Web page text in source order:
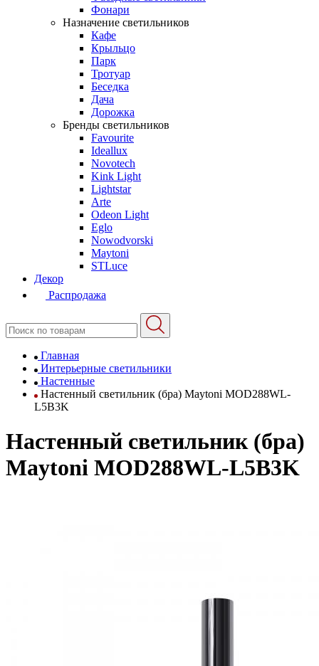
Фонари
Назначение светильников
Кафе
Крыльцо
Парк
Тротуар
Беседка
Дача
Дорожка
Бренды светильников
Favourite
Ideallux
Novotech
Kink Light
Lightstar
Arte
Odeon Light
Eglo
Nowodvorski
Maytoni
STLuce
Декор
Распродажа
Главная
Интерьерные светильники
Настенные
Настенный светильник (бра) Maytoni MOD288WL-
L5B3K
Настенный светильник (бра)
Maytoni MOD288WL-L5B3K